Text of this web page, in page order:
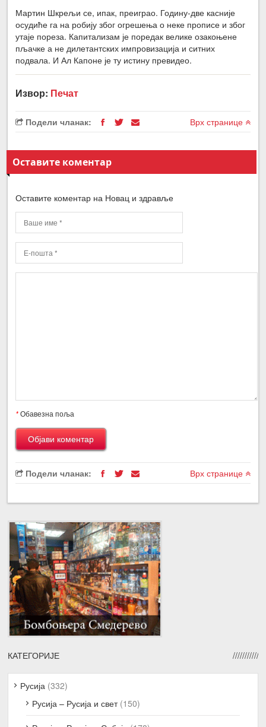
Мартин Шкрељи се, ипак, преиграо. Годину-две касније
осудиће га на робију због огрешења о неке прописе и због
утаје пореза. Капитализам је поредак велике озакоњене
пљачке а не дилетантских импровизација и ситних
подвала. И Ал Капоне је ту истину превидео.
Извор: Печат
Подели чланак: Врх странице
Оставите коментар
Оставите коментар на Новац и здравље
*Обавезна поља
Подели чланак: Врх странице
КАТЕГОРИЈЕ
Русија (332)
Русија – Русија и свет(150)